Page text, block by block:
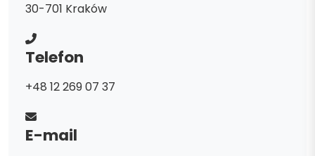
30-701 Kraków
Telefon
+48 12 269 07 37
E-mail